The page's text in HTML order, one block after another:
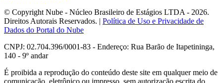
© Copyright Nube - Núcleo Brasileiro de Estágios LTDA - 2026.
Direitos Autorais Reservados. | Política de Uso e Privacidade de
Dados do Portal do Nube
CNPJ: 02.704.396/0001-83 - Endereço: Rua Barão de Itapetininga,
140 - 9º andar
É proibida a reprodução do conteúdo deste site em qualquer meio de
comunicação, eletrônico ou impresso, sem autorização escrita do